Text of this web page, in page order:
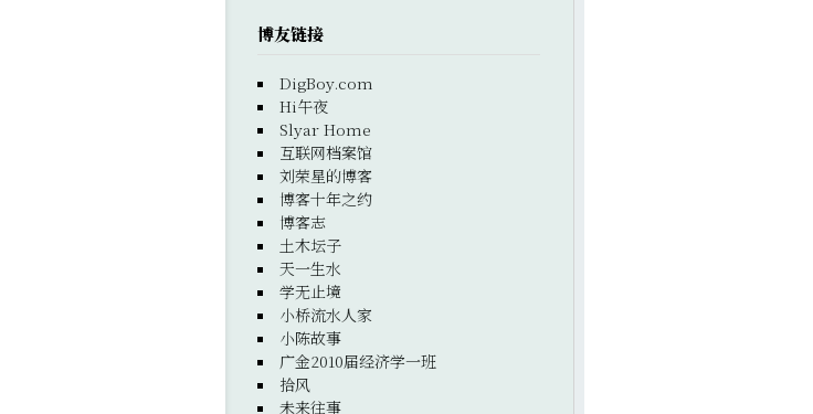
博友链接
DigBoy.com
Hi午夜
Slyar Home
互联网档案馆
刘荣星的博客
博客十年之约
博客志
土木坛子
天一生水
学无止境
小桥流水人家
小陈故事
广金2010届经济学一班
拾风
未来往事